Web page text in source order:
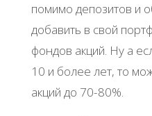
помимо депозитов и
добавить в свой
фондов акций. Ну а
10 и более лет, то
акций до 70-80%.